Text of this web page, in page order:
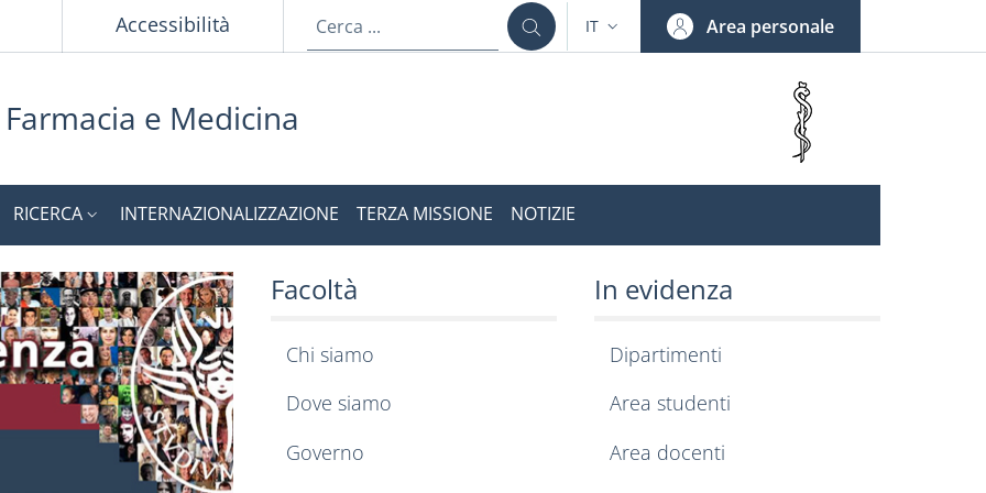
Accessibilità SELETTORE LINGUA: CURRENT LANGUAGE
IT Area personale
e Medicina
RICERCA INTERNAZIONALIZZAZIONE TERZA MISSIONE NOTIZIE
Medicina
e MedicinaFacoltà
Chi siamo
Dove siamo
Governo
In evidenza
Dipartimenti
Area studenti
Area docenti